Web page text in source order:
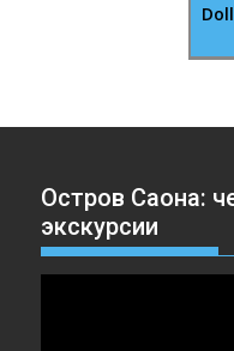
Остров Саона:
экскурсии